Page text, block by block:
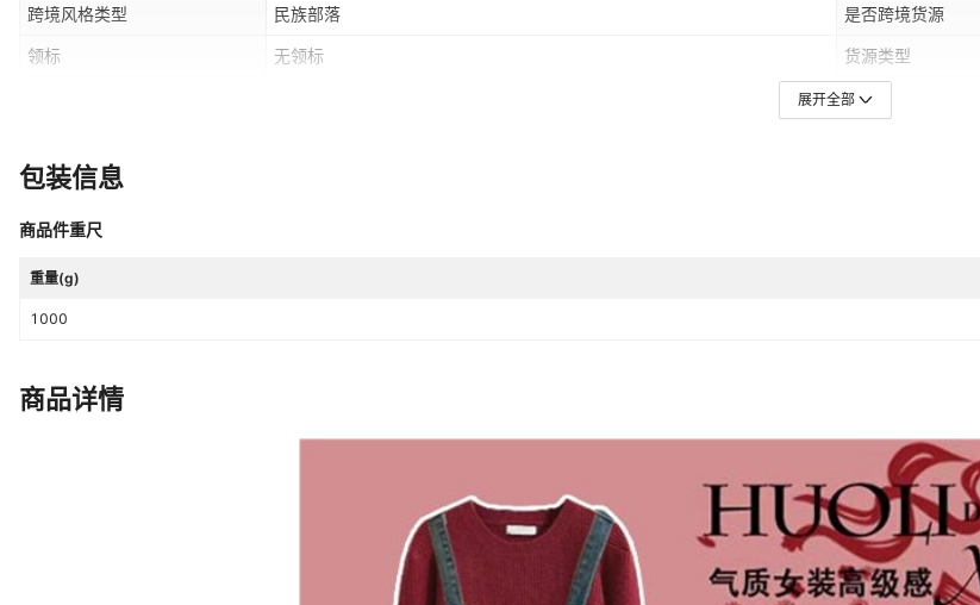
跨境风格类型 民族部落 是否跨境货源
领标 无领标 货源类型
主要下游销售地区1
展开全部
包装信息
商品件重尺
重量(g)
1000
商品详情